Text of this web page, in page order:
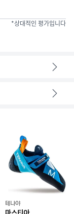
*상대적인 평가입니다
테나야